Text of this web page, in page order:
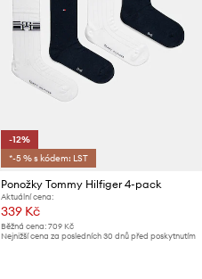
-12%
*-5 % s kódem: LST
Ponožky Tommy Hilfiger 4-pack
Aktuální cena:
339 Kč
Běžná cena:709 Kč
Nejnižší cena za posledních 30 dnů před poskytnutím